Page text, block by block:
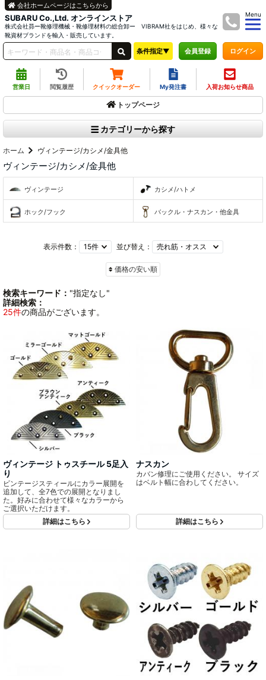
SUBARU Co.,Ltd. オンラインストア
株式会社昴ー靴修理機械・靴修理材料の総合卸ー VIBRAM社をはじめ、様々な
靴資材ブランドを輸入・販売しています。
Menu
会社ホームページはこちらから
条件指定▼ 会員登録 ログイン
営業日 閲覧履歴 クイックオーダー My発注書 入荷お知らせ商品
トップページ
カテゴリーから探す
ホーム ヴィンテージ/カシメ/金具他
ヴィンテージ/カシメ/金具他
ヴィンテージ カシメ/ハトメ
ホック/フック バックル・ナスカン・他金具
表示件数： 並び替え：
価格の安い順
検索キーワード： "指定なし"
詳細検索：
25件の商品がございます。
ヴィンテージ トゥスチール 5足入
り
ビンテージスティールにカラー展開を
追加して、全7色での展開となりまし
た。好みに合わせて様々なカラーから
ご選択いただけます。
詳細はこちら
ナスカン
カバン修理にご使用ください。 サイズ
はベルト幅に合わしてください。
詳細はこちら